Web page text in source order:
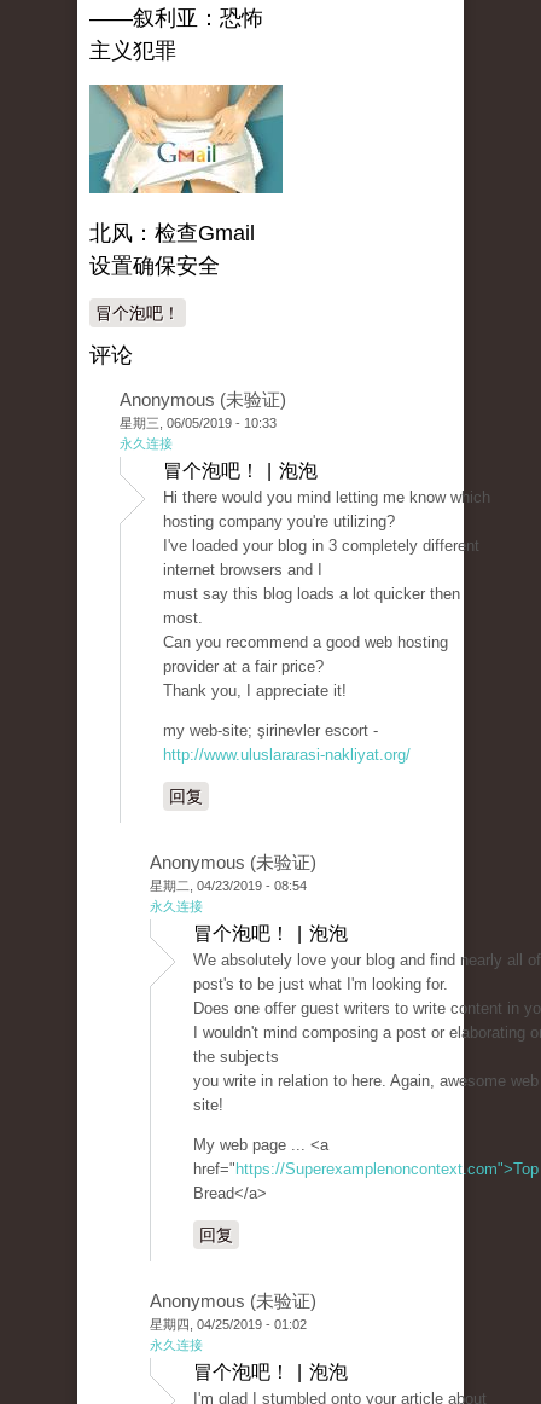
——叙利亚：恐怖
主义犯罪
北风：检查Gmail
设置确保安全
冒个泡吧！
评论
Anonymous (未验证)
星期三, 06/05/2019 - 10:33
永久连接
冒个泡吧！ | 泡泡
Hi there would you mind letting me know which
hosting company you're utilizing?
I've loaded your blog in 3 completely different
internet browsers and I
must say this blog loads a lot quicker then
most.
Can you recommend a good web hosting
provider at a fair price?
Thank you, I appreciate it!
my web-site; şirinevler escort -
http://www.uluslararasi-nakliyat.org/
回复
Anonymous (未验证)
星期二, 04/23/2019 - 08:54
永久连接
冒个泡吧！ | 泡泡
We absolutely love your blog and find nearly all
post's to be just what I'm looking for.
Does one offer guest writers to write content in
I wouldn't mind composing a post or elaborating
the subjects
you write in relation to here. Again, awesome web
site!
My web page ... <a
href=" https://Superexamplenoncontext.com">Top
Bread</a>
回复
Anonymous (未验证)
星期四, 04/25/2019 - 01:02
永久连接
冒个泡吧！ | 泡泡
I'm glad I stumbled onto your article about